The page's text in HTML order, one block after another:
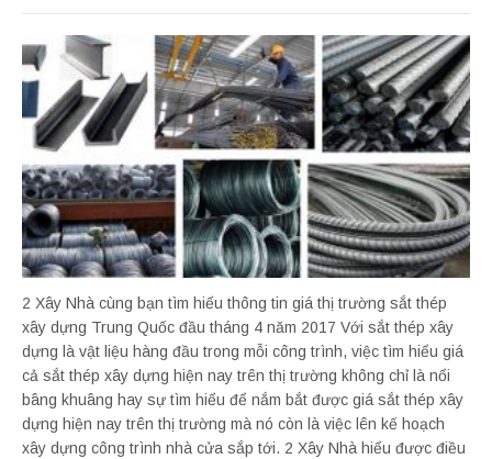
2 Xây Nhà cùng bạn tìm hiểu thông tin giá thị trường sắt thép
xây dựng Trung Quốc đầu tháng 4 năm 2017 Với sắt thép xây
dựng là vật liệu hàng đầu trong mỗi công trình, việc tìm hiểu giá
cả sắt thép xây dựng hiện nay trên thị trường không chỉ là nổi
bâng khuâng hay sự tìm hiểu để nắm bắt được giá sắt thép xây
dựng hiện nay trên thị trường mà nó còn là việc lên kế hoạch
xây dựng công trình nhà cửa sắp tới. 2 Xây Nhà hiểu được điều